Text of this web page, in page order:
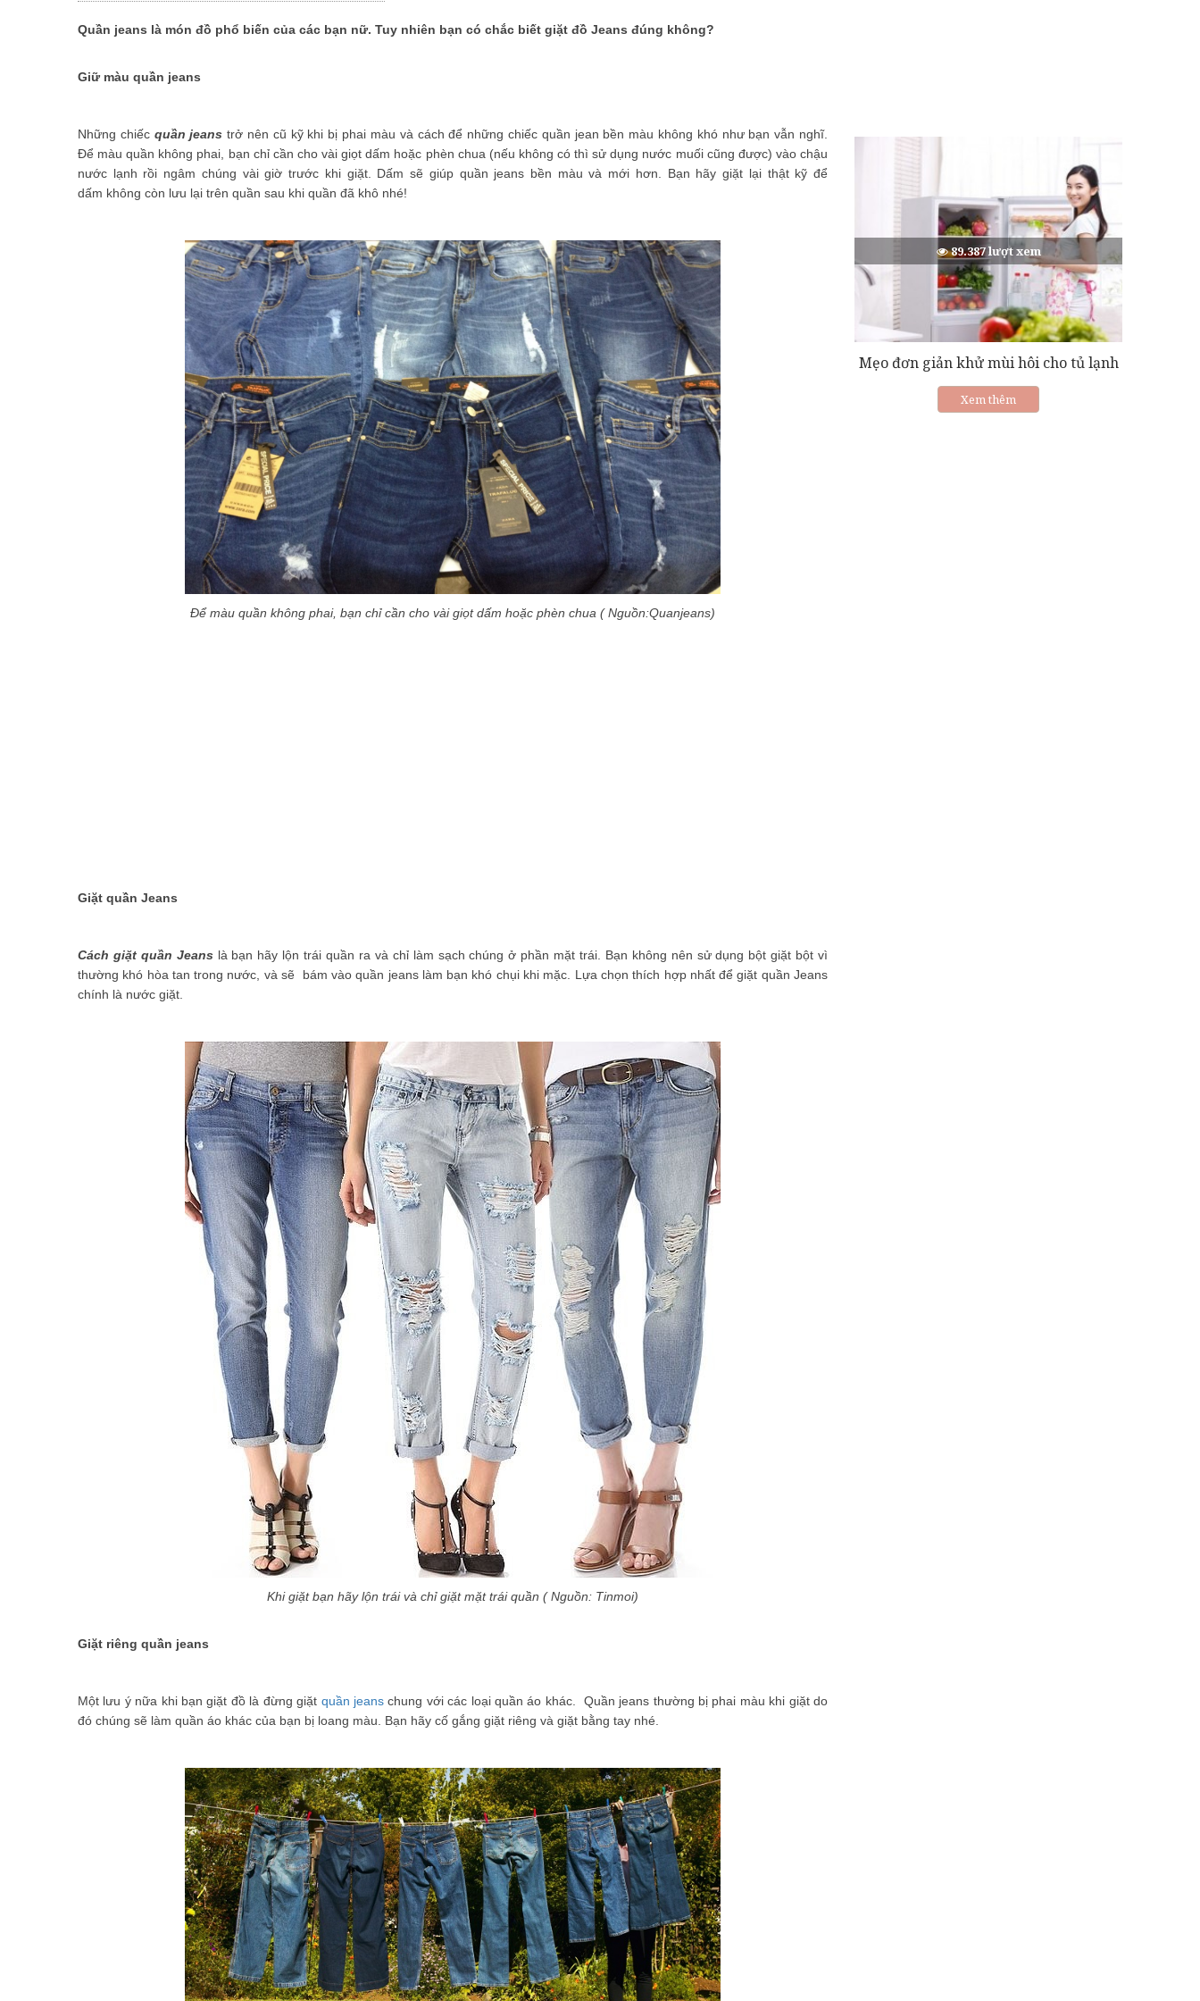
Quần jeans là món đồ phổ biến của các bạn nữ. Tuy nhiên bạn có chắc biết giặt đồ Jeans đúng không?
Giữ màu quần jeans
Những chiếc quần jeans trở nên cũ kỹ khi bị phai màu và cách để những chiếc quần jean bền màu không khó như bạn vẫn nghĩ.
Để màu quần không phai, bạn chỉ cần cho vài giọt dấm hoặc phèn chua (nếu không có thì sử dụng nước muối cũng được) vào chậu
nước lạnh rồi ngâm chúng vài giờ trước khi giặt. Dấm sẽ giúp quần jeans bền màu và mới hơn. Bạn hãy giặt lại thật kỹ để
dấm không còn lưu lại trên quần sau khi quần đã khô nhé!
Để màu quần không phai, bạn chỉ cần cho vài giọt dấm hoặc phèn chua ( Nguồn:Quanjeans)
Giặt quần Jeans
Cách giặt quần Jeanslà bạn hãy lộn trái quần ra và chỉ làm sạch chúng ở phần mặt trái. Bạn không nên sử dụng bột giặt bột vì
thường khó hòa tan trong nước, và sẽ bám vào quần jeans làm bạn khó chụi khi mặc. Lựa chọn thích hợp nhất để giặt quần Jeans
chính là nước giặt.
Khi giặt bạn hãy lộn trái và chỉ giặt mặt trái quần ( Nguồn: Tinmoi)
Giặt riêng quần jeans
Một lưu ý nữa khi bạn giặt đồ là đừng giặt quần jeanschung với các loại quần áo khác. Quần jeans thường bị phai màu khi giặt do
đó chúng sẽ làm quần áo khác của bạn bị loang màu. Bạn hãy cố gắng giặt riêng và giặt bằng tay nhé.
89.387 lượt xem
Mẹo đơn giản khử mùi hôi cho tủ lạnh
Xem thêm